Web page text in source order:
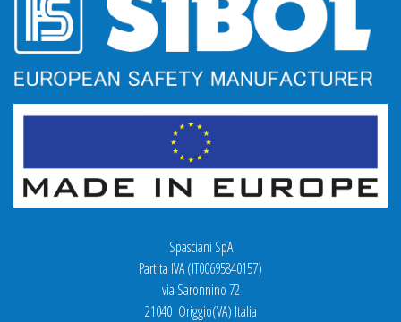
Spasciani SpA
Partita IVA (IT00695840157)
via Saronnino 72
21040 Origgio(VA) Italia